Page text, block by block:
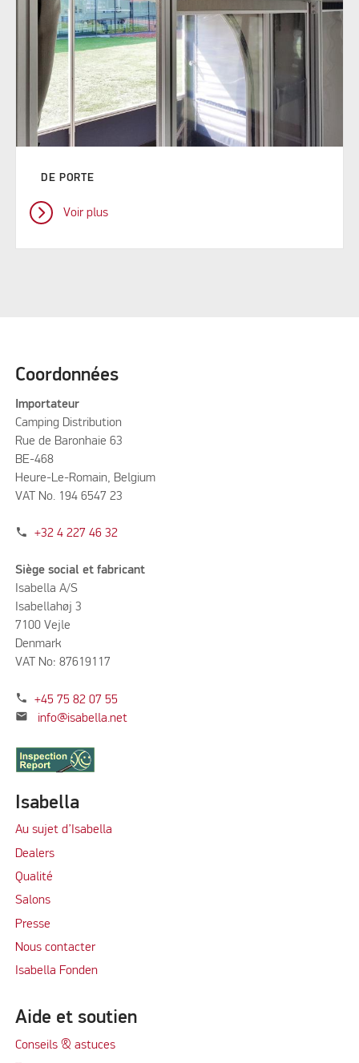
DE PORTE
Voir plus
Coordonnées
Importateur
Camping Distribution
Rue de Baronhaie 63
BE-468
Heure-Le-Romain, Belgium
VAT No. 194 6547 23
phone +32 4 227 46 32
Siège social et fabricant
Isabella A/S
Isabellahøj 3
7100 Vejle
Denmark
VAT No: 87619117
phone +45 75 82 07 55
mail info@isabella.net
Isabella
Au sujet d’Isabella
Dealers
Qualité
Salons
Presse
Nous contacter
Isabella Fonden
Aide et soutien
Conseils & astuces